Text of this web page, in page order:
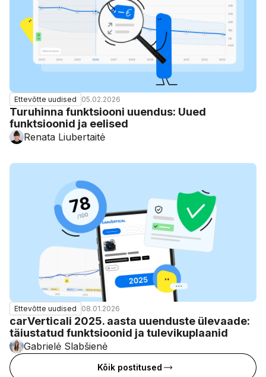
Ettevõtte uudised 05.02.2026
Turuhinna funktsiooni uuendus: Uued
funktsioonid ja eelised
Renata Liubertaitė
Ettevõtte uudised 08.01.2026
carVerticali 2025. aasta uuenduste ülevaade:
täiustatud funktsioonid ja tulevikuplaanid
Gabrielė Slabšienė
Kõik postitused